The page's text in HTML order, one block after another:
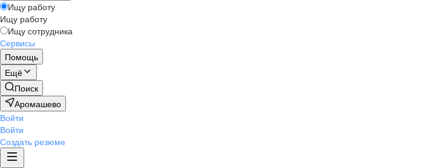
Ищу работу
Ищу работу
Ищу сотрудника
Сервисы
Помощь
Ещё
Поиск
Аромашево
Войти
Войти
Создать резюме